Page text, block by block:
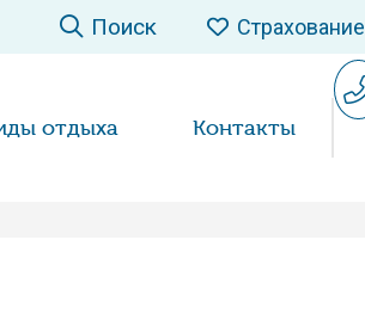
Поиск Страхование
отдыха Контакты